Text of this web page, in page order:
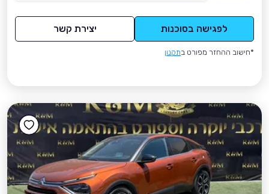
לפגישה בסוכנות יצירת קשר
*חישוב ההחזר מפורט בתקנון